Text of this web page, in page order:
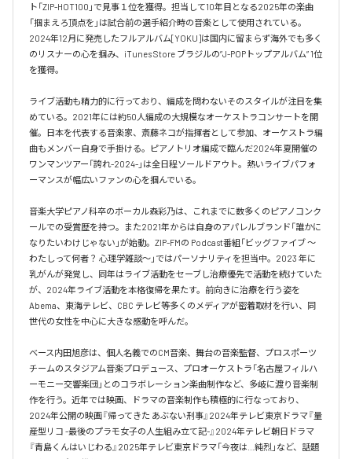
ト「ZIP-HOT100」で見事１位を獲得。担当して10年目となる2025年の楽曲
「掴まえろ頂点を」は試合前の選手紹介時の音楽として使用されている。
2024年12月に発売したフルアルバム[YOKU]は国内に留まらず海外でも多く
のリスナーの心を掴み、iTunes Store ブラジルの”J-POPトップアルバム” 1位
を獲得。
ライブ活動も精力的に行っており、編成を問わないそのスタイルが注目を集
めている。2021年には約50人編成の大規模なオーケストラコンサートを開
催。日本を代表する音楽家、斎藤ネコが指揮者として参加、オーケストラ編
曲もメンバー自身で手掛ける。ピアノトリオ編成で臨んだ2024年夏開催の
ワンマンツアー「誇れ-2024-」は全日程ソールドアウト。熱いライブパフォ
ーマンスが幅広いファンの心を掴んでいる。
音楽大学ピアノ科卒のボーカル森彩乃は、これまでに数多くのピアノコンク
ールでの受賞歴を持つ。また2021年からは自身のアパレルブランド「誰かに
なりたいわけじゃない」が始動。ZIP-FMの Podcast番組「ビッグファイブ 〜
わたしって何者？ 心理学雑談〜」ではパーソナリティを担当中。2023 年に
乳がんが発覚し、同年はライブ活動をセーブし治療優先で活動を続けていた
が、2024年ライブ活動を本格復帰を果たす。前向きに治療を行う姿を
Abema、東海テレビ、CBC テレビ等多くのメディアが密着取材を行い、同
世代の女性を中心に大きな感動を呼んだ。
ベース内田旭彦は、個人名義でのCM音楽、舞台の音楽監督、プロスポーツ
チームのスタジアム音楽プロデュース、プロオーケストラ「名古屋フィルハ
ーモニー交響楽団」とのコラボレーション楽曲制作など、多岐に渡り音楽制
作を行う。近年では映画、ドラマの音楽制作も積極的に行なっており、
2024年公開の映画『帰ってきた あぶない刑事』2024年テレビ東京ドラマ『量
産型リコ -最後のプラモ女子の人生組み立て記-』2024年テレビ朝日ドラマ
『青島くんはいじわる』2025年テレビ東京ドラマ「今夜は…純烈」など、話題